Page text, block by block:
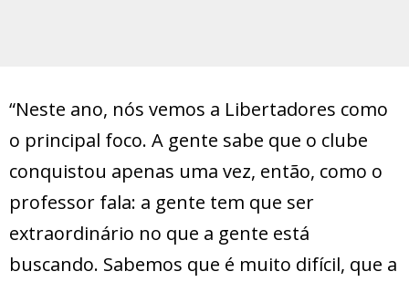
“Neste ano, nós vemos a Libertadores como
o principal foco. A gente sabe que o clube
conquistou apenas uma vez, então, como o
professor fala: a gente tem que ser
extraordinário no que a gente está
buscando. Sabemos que é muito difícil, que a